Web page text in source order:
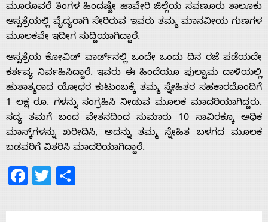
Home
About
Us
Advertise
With
s
ಮೂರೂವರೆ ತಿಂಗಳ ಹಿಂದಷ್ಟೇ ಹಾವೇರಿ ಜಿಲ್ಲೆಯ ಸವಣೂರು ತಾಲೂಕು
ಆಸ್ಪತ್ರೆಯಲ್ಲಿ ವೈದ್ಯರಾಗಿ ಸೇರಿರುವ ಇವರು ತಮ್ಮ ಮಾನವೀಯ ಗುಣಗಳ
ಮೂಲಕವೇ ಇದೀಗ ಸುದ್ದಿಯಾಗಿದ್ದಾರೆ.
ಆಸ್ಪತ್ರೆಯ ಕೋವಿಡ್ ವಾರ್ಡ್‌ನಲ್ಲಿ ಒಂದೇ ಒಂದು ದಿನ ರಜೆ ಪಡೆಯದೇ
ಕರ್ತವ್ಯ ನಿರ್ವಹಿಸಿದ್ದಾರೆ. ಇವರು ಈ ಹಿಂದೆಯೂ ಪುಲ್ವಾಮ ದಾಳಿಯಲ್ಲಿ
ಹುತಾತ್ಮ‌ರಾದ ಯೋಧರ ಕುಟುಂಬಕ್ಕೆ ತಮ್ಮ ಸ್ನೇಹಿತರ ಸಹಕಾರದೊಂದಿಗೆ
1 ಲಕ್ಷ ರೂ. ಗಳನ್ನು ಸಂಗ್ರಹಿಸಿ ನೀಡುವ ಮೂಲಕ ಮಾದರಿಯಾಗಿದ್ದರು.
ಸದ್ಯ ತಮಗೆ ಬಂದ ವೇತನದಿಂದ ಸುಮಾರು 10 ಸಾವಿರಕ್ಕೂ ಅಧಿಕ
ಮಾಸ್ಕ್‌ಗಳನ್ನು ಖರೀದಿಸಿ, ಅದನ್ನು ತಮ್ಮ ಸ್ನೇಹಿತ ಬಳಗದ ಮೂಲಕ
ಬಡವರಿಗೆ ವಿತರಿಸಿ ಮಾದರಿಯಾಗಿದ್ದಾರೆ.
Facebook
Twitter